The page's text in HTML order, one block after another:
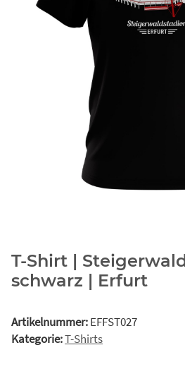
T-Shirt |
schwarz | Erfurt
Artikelnummer:EFFST027
Kategorie:T-Shirts